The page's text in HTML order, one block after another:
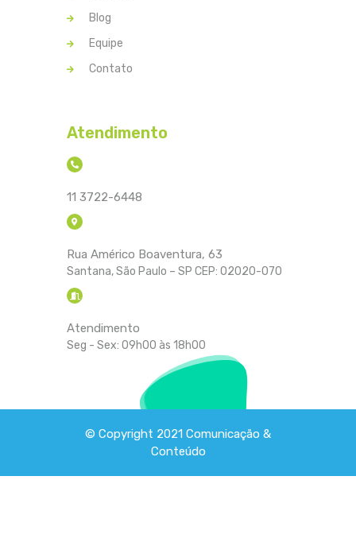
Blog
Equipe
Contato
Atendimento
11 3722-6448
Rua Américo Boaventura, 63
Santana, São Paulo – SP CEP: 02020-070
Atendimento
Seg - Sex: 09h00 às 18h00
© Copyright 2021 Comunicação &
Conteúdo